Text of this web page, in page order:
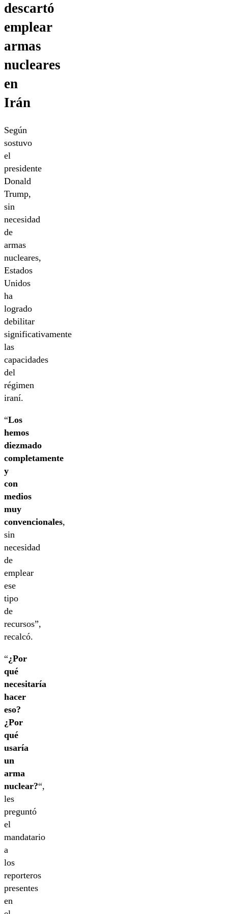
descartó
emplear
armas
nucleares
en
Irán
Según
sostuvo
el
presidente
Donald
Trump,
sin
necesidad
de
armas
nucleares,
Estados
Unidos
ha
logrado
debilitar
significativamente
las
capacidades
del
régimen
iraní.
“Los
hemos
diezmado
completamente
y
con
medios
muy
convencionales,
sin
necesidad
de
emplear
ese
tipo
de
recursos”,
recalcó.
“¿Por
qué
necesitaría
hacer
eso?
¿Por
qué
usaría
un
arma
nuclear?“,
les
preguntó
el
mandatario
a
los
reporteros
presentes
en